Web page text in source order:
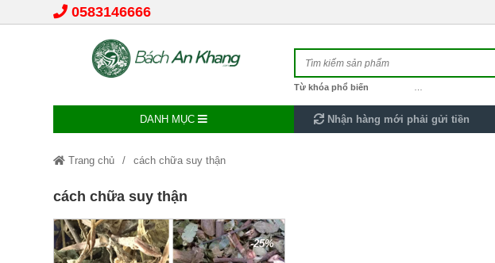
0583146666
Từ khóa phổ biến
DANH MỤC Nhận hàng mới phải gửi tiền
Trang chủ cách chữa suy thận
cách chữa suy thận
-25%